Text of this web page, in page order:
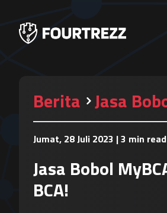
Berita Jasa
Jumat, 28 Juli 2023 |3 min read
Jasa Bobol
BCA!